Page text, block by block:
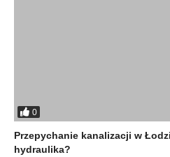
0
Przepychanie kanalizacji w
hydraulika?